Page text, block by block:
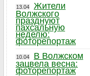
13.04
Жители
Волжского
празднуют
пахсальную
неделю:
фоторепортаж
10.04
В Волжском
зацвела весна:
фоторепортаж